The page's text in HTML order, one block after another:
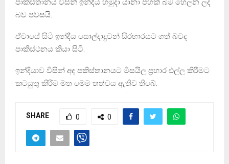
පාකිස්තානය විසින් ඉන්දීය හමුදා යානා පහක් බිම හෙලන ලද
බව පවසයි.
ඒවායේ සිටි ඉන්දීය සොල්දාදුවන් සිරභාරයට ගත් බවද
පාකිස්ථනය කියා සිටී.
ඉන්දියාව විසින් අද පකිස්තානයට මිසයිල ප්‍රහාර එල්ල කිරීමට
කටයුතු කිරීම මත මෙම තත්වය ඇතිව තිබේ.
SHARE 0 0